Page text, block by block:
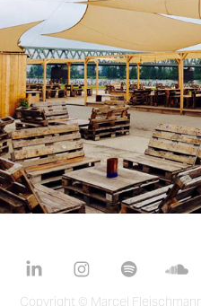
Copyright © Marcel